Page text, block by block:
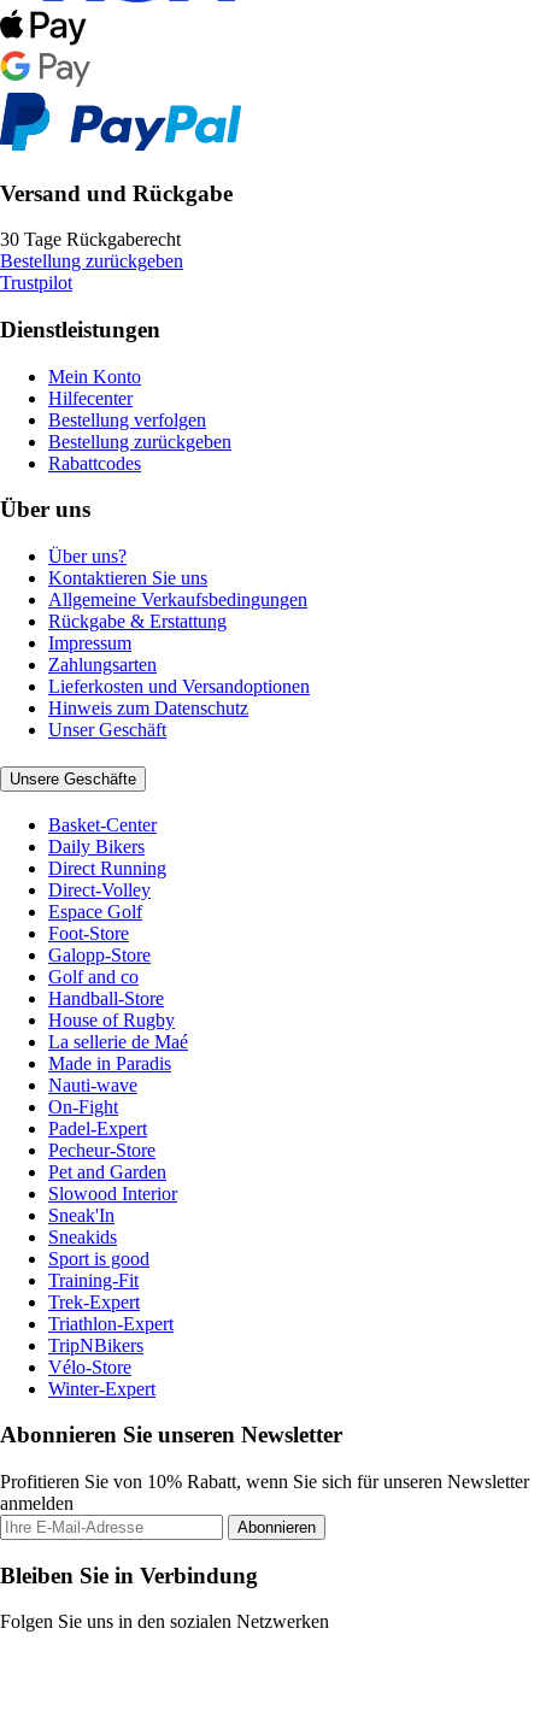
Versand und Rückgabe
30 Tage Rückgaberecht
Bestellung zurückgeben
Trustpilot
Dienstleistungen
Mein Konto
Hilfecenter
Bestellung verfolgen
Bestellung zurückgeben
Rabattcodes
Über uns
Über uns?
Kontaktieren Sie uns
Allgemeine Verkaufsbedingungen
Rückgabe & Erstattung
Impressum
Zahlungsarten
Lieferkosten und Versandoptionen
Hinweis zum Datenschutz
Unser Geschäft
Unsere Geschäfte
Basket-Center
Daily Bikers
Direct Running
Direct-Volley
Espace Golf
Foot-Store
Galopp-Store
Golf and co
Handball-Store
House of Rugby
La sellerie de Maé
Made in Paradis
Nauti-wave
On-Fight
Padel-Expert
Pecheur-Store
Pet and Garden
Slowood Interior
Sneak'In
Sneakids
Sport is good
Training-Fit
Trek-Expert
Triathlon-Expert
TripNBikers
Vélo-Store
Winter-Expert
Abonnieren Sie unseren Newsletter
Profitieren Sie von 10% Rabatt, wenn Sie sich für unseren Newsletter
anmelden
Abonnieren
Bleiben Sie in Verbindung
Folgen Sie uns in den sozialen Netzwerken